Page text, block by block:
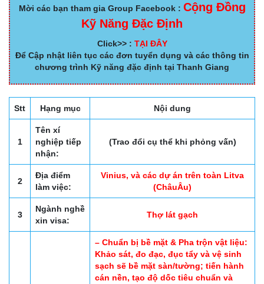
Mời các bạn tham gia Group Facebook : Cộng Đồng
Kỹ Năng Đặc Định
Click>> : TẠI ĐÂY
Để Cập nhật liên tục các đơn tuyển dụng và các thông tin
chương trình Kỹ năng đặc định tại Thanh Giang
Stt Hạng mục Nội dung
1
Tên xí
nghiệp tiếp
nhận:
(Trao đổi cụ thể khi phỏng vấn)
2
Địa điểm
làm việc:
Vinius, và các dự án trên toàn Litva
(ChâuÂu)
3
Ngành nghề
xin visa:
Thợ lát gạch
– Chuẩn bị bề mặt & Pha trộn vật liệu:
Khảo sát, đo đạc, đục tẩy và vệ sinh
sạch sẽ bề mặt sàn/tường; tiến hành
cán nền, tạo độ dốc tiêu chuẩn và